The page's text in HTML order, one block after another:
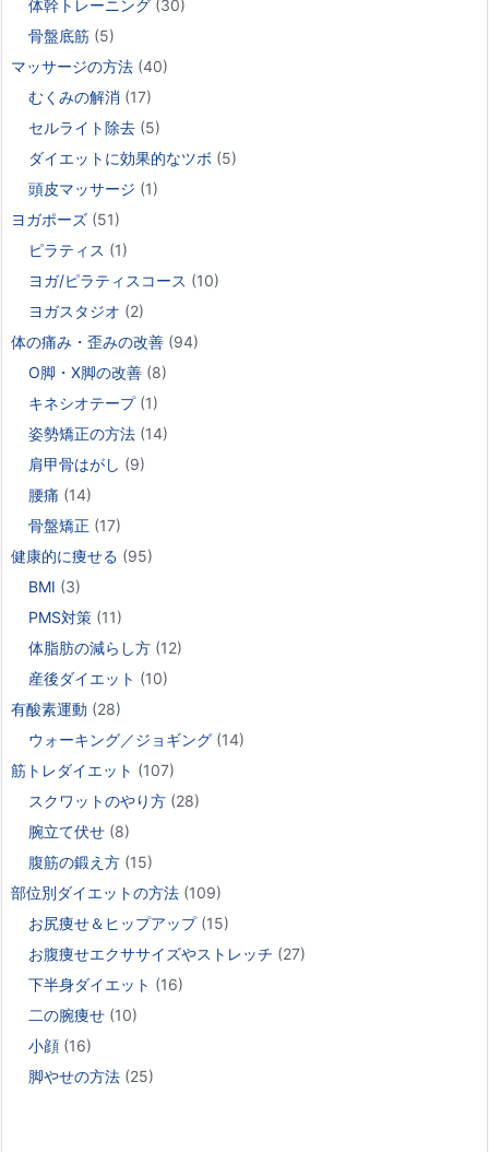
体幹トレーニング (30)
骨盤底筋 (5)
マッサージの方法 (40)
むくみの解消 (17)
セルライト除去 (5)
ダイエットに効果的なツボ (5)
頭皮マッサージ (1)
ヨガポーズ (51)
ピラティス (1)
ヨガ/ピラティスコース (10)
ヨガスタジオ (2)
体の痛み・歪みの改善 (94)
O脚・X脚の改善 (8)
キネシオテープ(1)
姿勢矯正の方法 (14)
肩甲骨はがし (9)
腰痛 (14)
骨盤矯正 (17)
健康的に痩せる (95)
BMI (3)
PMS対策 (11)
体脂肪の減らし方 (12)
産後ダイエット (10)
有酸素運動 (28)
ウォーキング／ジョギング (14)
筋トレダイエット (107)
スクワットのやり方 (28)
腕立て伏せ (8)
腹筋の鍛え方 (15)
部位別ダイエットの方法 (109)
お尻痩せ＆ヒップアップ(15)
お腹痩せエクササイズやストレッチ (27)
下半身ダイエット (16)
二の腕痩せ (10)
小顔 (16)
脚やせの方法 (25)